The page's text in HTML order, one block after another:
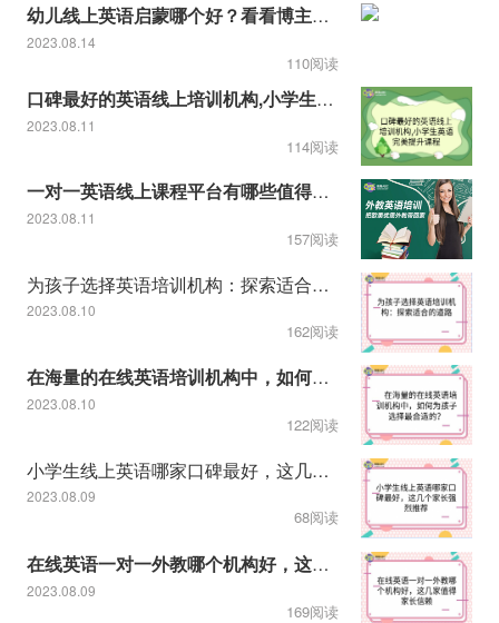
幼儿线上英语启蒙哪个好？看看博主推荐的！
2023.08.14
110阅读
口碑最好的英语线上培训机构,小学生英语完美提升课程
2023.08.11
114阅读
一对一英语线上课程平台有哪些值得推荐
2023.08.11
157阅读
为孩子选择英语培训机构：探索适合的道路
2023.08.10
162阅读
在海量的在线英语培训机构中，如何为孩子选择最合适的？
2023.08.10
122阅读
小学生线上英语哪家口碑最好，这几个家长强烈推荐
2023.08.09
68阅读
在线英语一对一外教哪个机构好，这几家值得家长信赖
2023.08.09
169阅读